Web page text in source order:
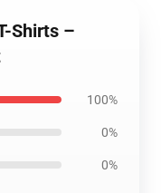
Shirts –
100%
0%
0%